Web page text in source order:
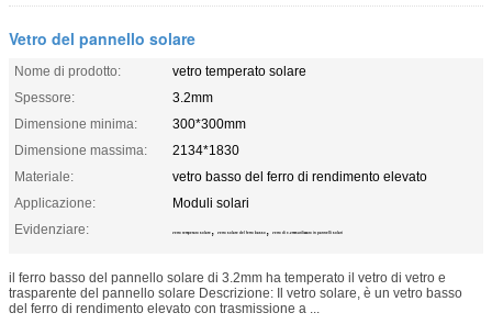
Vetro del pannello solare
Nome di prodotto:
vetro temperato solare
Spessore:
3.2mm
Dimensione minima:
300*300mm
Dimensione massima:
2134*1830
Materiale:
vetro basso del ferro di rendimento elevato
Applicazione:
Moduli solari
Evidenziare:
vetro temperato solare , vetro solare del ferro basso , vetro di 3.2mm utilizzato in pannelli solari
il ferro basso del pannello solare di 3.2mm ha temperato il vetro di vetro e
trasparente del pannello solare Descrizione: Il vetro solare, è un vetro basso
del ferro di rendimento elevato con trasmissione a ...